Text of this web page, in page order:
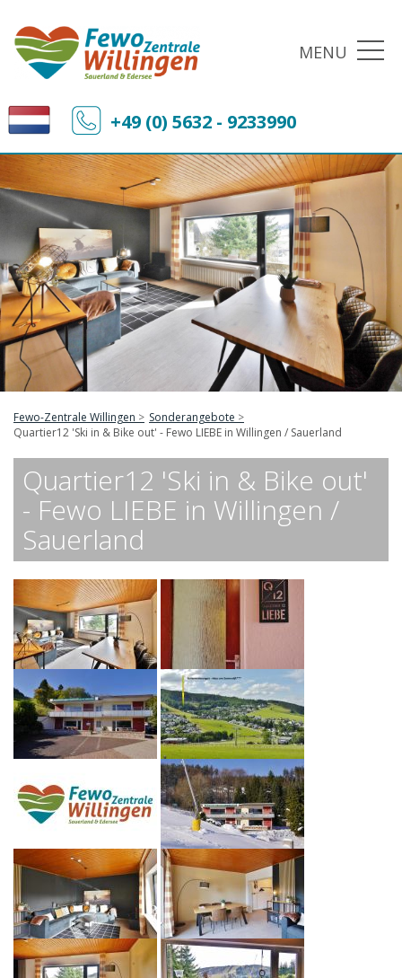
MENU
+49 (0) 5632 - 9233990
Fewo-Zentrale Willingen
Sonderangebote
Quartier12 'Ski in & Bike out' - Fewo LIEBE in Willingen / Sauerland
Quartier12 'Ski in & Bike out'
- Fewo LIEBE in Willingen /
Sauerland